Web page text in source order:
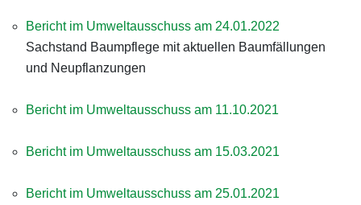
Bericht im Umweltausschuss am 24.01.2022
Sachstand Baumpflege mit aktuellen Baumfällungen
und Neupflanzungen
Bericht im Umweltausschuss am 11.10.2021
Bericht im Umweltausschuss am 15.03.2021
Bericht im Umweltausschuss am 25.01.2021